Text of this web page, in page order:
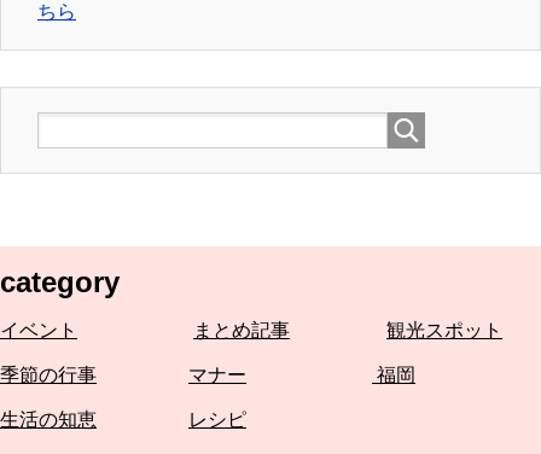
ちら
category
イベント まとめ記事 観光スポット
季節の行事 マナー 福岡
生活の知恵 レシピ